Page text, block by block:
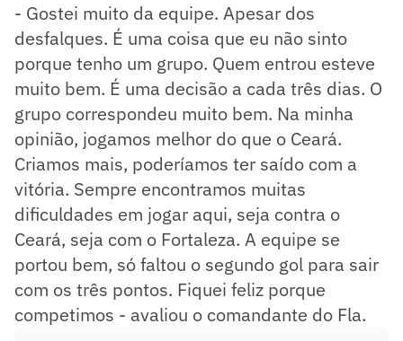
- Gostei muito da equipe. Apesar dos
desfalques. É uma coisa que eu não sinto
porque tenho um grupo. Quem entrou esteve
muito bem. É uma decisão a cada três dias. O
grupo correspondeu muito bem. Na minha
opinião, jogamos melhor do que o Ceará.
Criamos mais, poderíamos ter saído com a
vitória. Sempre encontramos muitas
dificuldades em jogar aqui, seja contra o
Ceará, seja com o Fortaleza. A equipe se
portou bem, só faltou o segundo gol para sair
com os três pontos. Fiquei feliz porque
competimos - avaliou o comandante do Fla.